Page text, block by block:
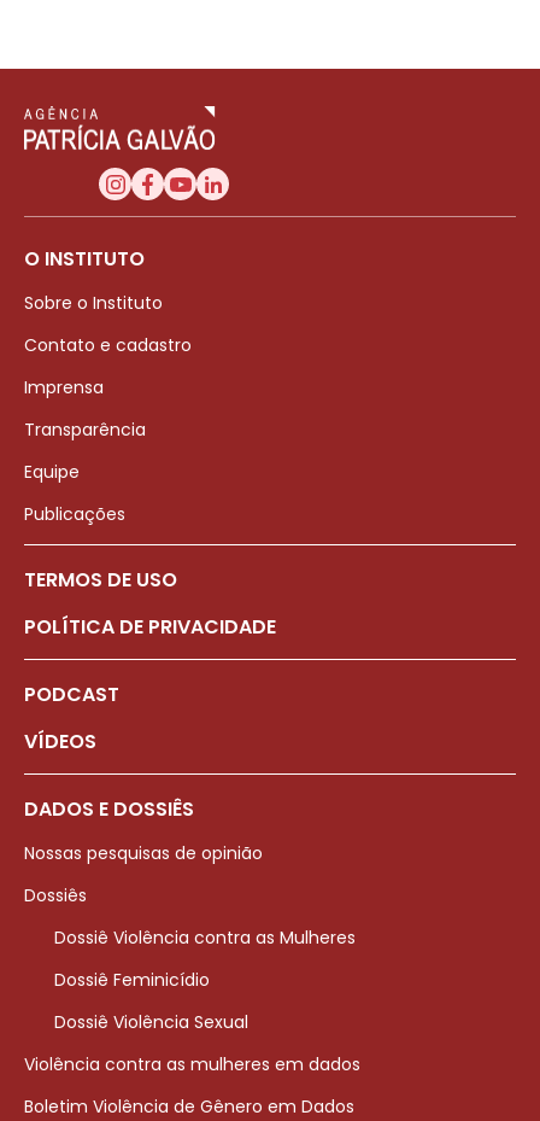
O INSTITUTO
Sobre o Instituto
Contato e cadastro
Imprensa
Transparência
Equipe
Publicações
TERMOS DE USO
POLÍTICA DE PRIVACIDADE
PODCAST
VÍDEOS
DADOS E DOSSIÊS
Nossas pesquisas de opinião
Dossiês
Dossiê Violência contra as Mulheres
Dossiê Feminicídio
Dossiê Violência Sexual
Violência contra as mulheres em dados
Boletim Violência de Gênero em Dados